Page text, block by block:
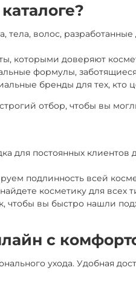
тела, волос,
которыми доверяют
формулы,
бренды для тех, кто
отбор, чтобы вы
для постоянных
подлинность всей
косметику для всех
чтобы вы быстро нашли
с
ухода. Удобная